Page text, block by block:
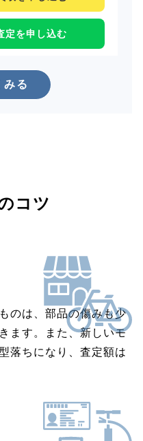
定を申し込む
みる
コツ
のは、部品の傷みも少
ます。また、新しいモ
落ちになり、査定額は